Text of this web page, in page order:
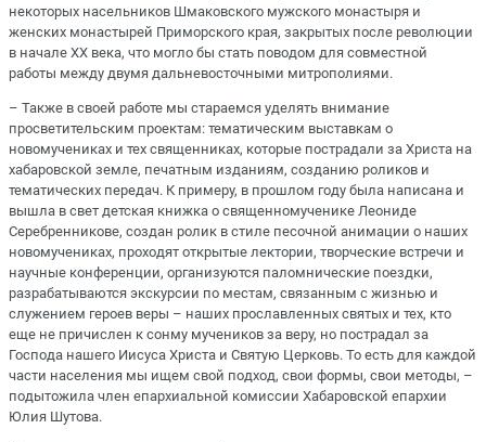
некоторых насельников Шмаковского мужского монастыря и
женских монастырей Приморского края, закрытых после революции
в начале XX века, что могло бы стать поводом для совместной
работы между двумя дальневосточными митрополиями.
– Также в своей работе мы стараемся уделять внимание
просветительским проектам: тематическим выставкам о
новомучениках и тех священниках, которые пострадали за Христа на
хабаровской земле, печатным изданиям, созданию роликов и
тематических передач. К примеру, в прошлом году была написана и
вышла в свет детская книжка о священномученике Леониде
Серебренникове, создан ролик в стиле песочной анимации о наших
новомучениках, проходят открытые лектории, творческие встречи и
научные конференции, организуются паломнические поездки,
разрабатываются экскурсии по местам, связанным с жизнью и
служением героев веры – наших прославленных святых и тех, кто
еще не причислен к сонму мучеников за веру, но пострадал за
Господа нашего Иисуса Христа и Святую Церковь. То есть для каждой
части населения мы ищем свой подход, свои формы, свои методы, –
подытожила член епархиальной комиссии Хабаровской епархии
Юлия Шутова.